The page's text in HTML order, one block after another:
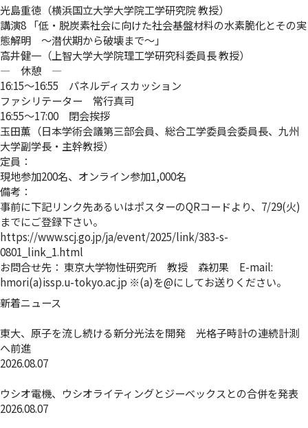
光島重徳（横浜国立大学大学院工学研究院 教授）
講演8 「低・脱炭素社会に向けた社会基盤材料の水素脆化とその実
態解明 ～潜伏期から破壊まで～」
高井健一（上智大学大学院理工学研究科委員長 教授）
― 休憩 ―
16:15～16:55 パネルディスカッション
ファシリテーター 常行真司
16:55～17:00 閉会挨拶
玉田薫（日本学術会議第三部会員、総合工学委員会委員長、九州
大学副学長・主幹教授）
定員：
現地参加200名、オンライン参加1,000名
備考：
事前に下記リンク先あるいはポスターのQRコードより、7/29(火)
までにご登録下さい。
https://www.scj.go.jp/ja/event/2025/link/383-s-
0801_link_1.html
お問合せ先： 東京大学物性研究所 教授 森初果 E-mail:
hmori(a)issp.u-tokyo.ac.jp ※(a)を@にしてお送りください。
新着ニュース
東大、原子を流し続ける新分光法を開発 光格子時計の連続計測
へ前進
2026.08.07
ウシオ電機、ウシオライティングとジーベックスとの合併を発表
2026.08.07